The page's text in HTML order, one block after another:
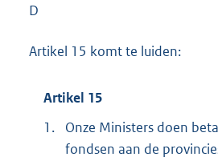
D
Artikel 15 komt te luiden:
Artikel 15
1.
Onze Ministers doen
fondsen aan de